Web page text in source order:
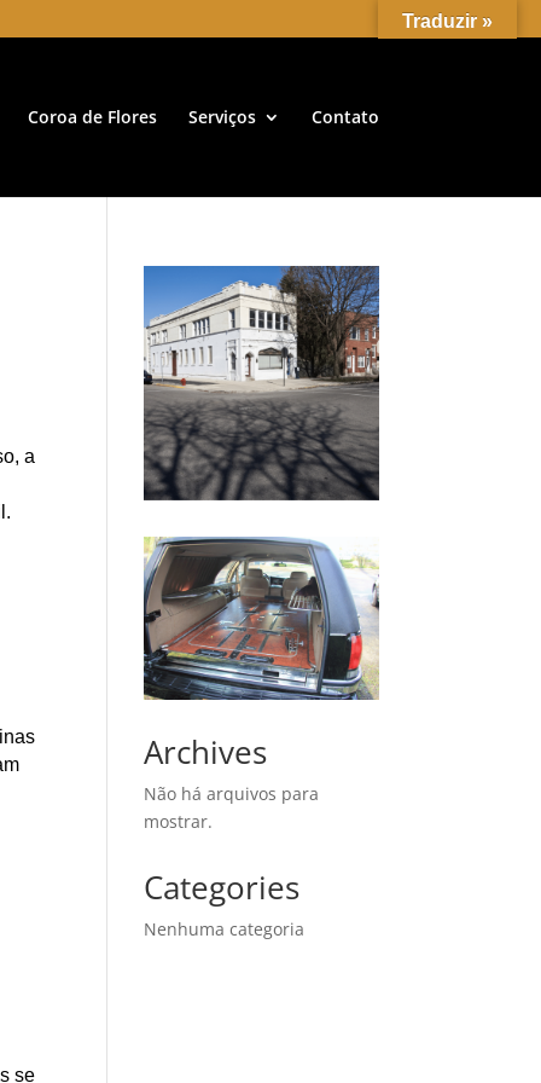
Coroa de Flores Serviços Contato
a
se
Archives
Não há arquivos para
mostrar.
Categories
Nenhuma categoria
Traduzir »